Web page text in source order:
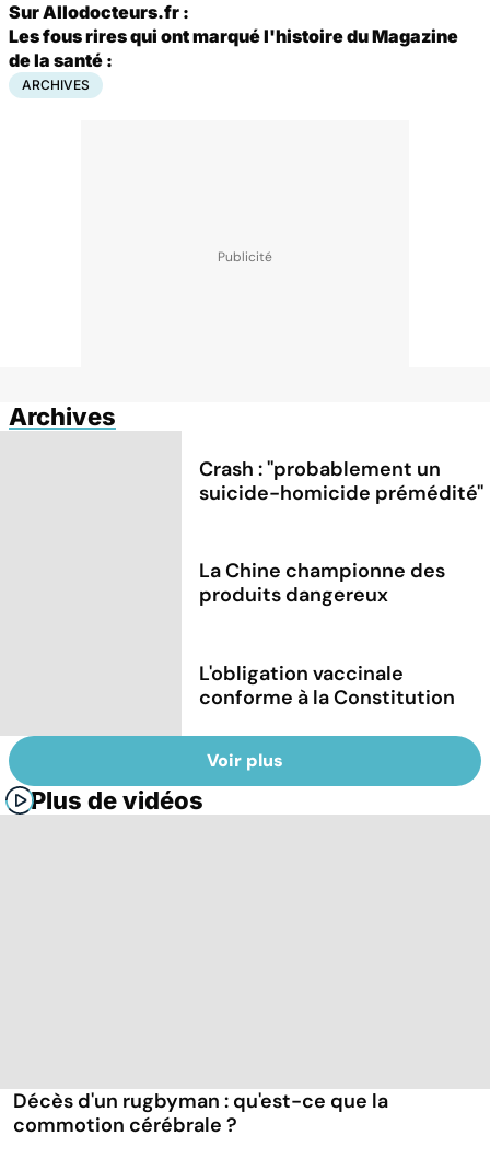
Sur Allodocteurs.fr :
Les fous rires qui ont marqué l'histoire du Magazine
de la santé :
ARCHIVES
Archives
Crash : ''probablement un
suicide-homicide prémédité''
La Chine championne des
produits dangereux
L'obligation vaccinale
conforme à la Constitution
Voir plus
Plus de vidéos
Décès d'un rugbyman : qu'est-ce que la
commotion cérébrale ?